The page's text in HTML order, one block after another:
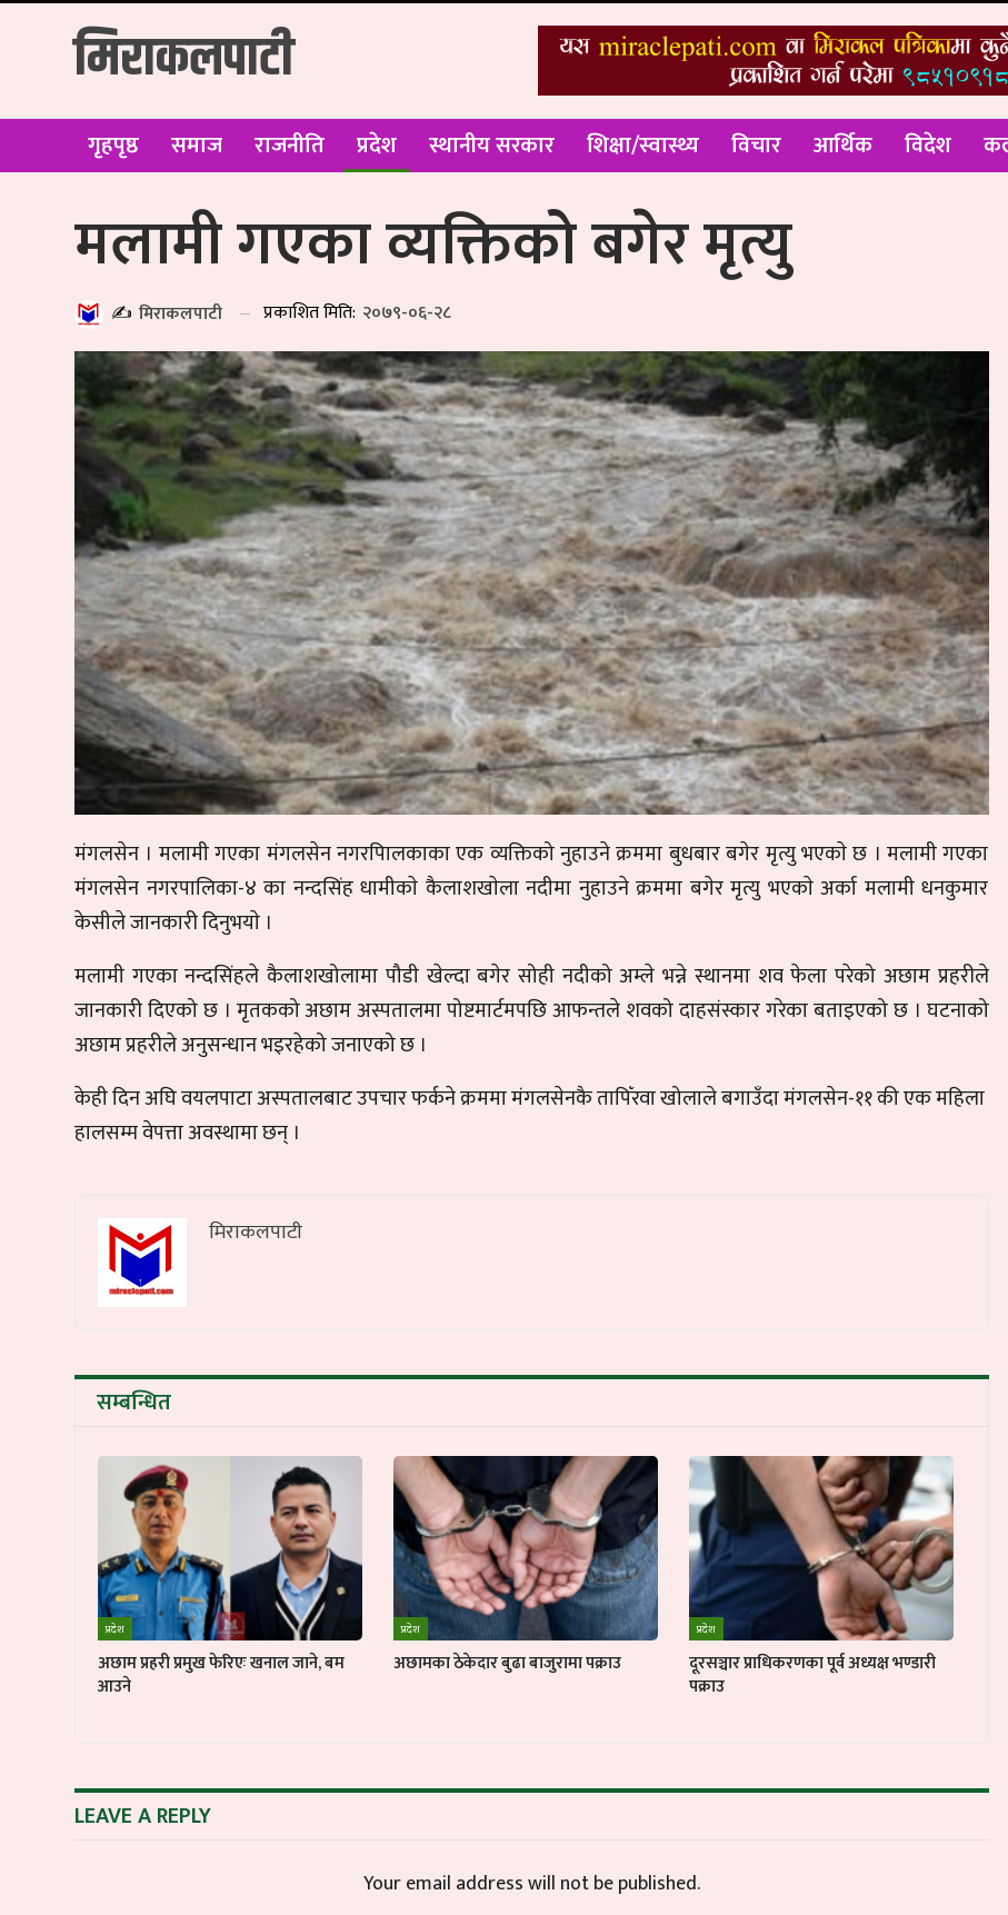
मिराकलपाटी
गृहपृष्ठ समाज राजनीति प्रदेश स्थानीय सरकार शिक्षा/स्वास्थ्य विचार आर्थिक विदेश
मलामी गएका व्यक्तिको बगेर मृत्यु
✍️ मिराकलपाटी प्रकाशित मिति: २०७९-०६-२८
मंगलसेन । मलामी गएका मंगलसेन नगरपािलकाका एक व्यक्तिको नुहाउने क्रममा बुधबार बगेर मृत्यु भएकाे छ । मलामी गएका
मंगलसेन नगरपालिका-४ का नन्दसिंह धामीकाे कैलाशखाेला नदीमा नुहाउने क्रममा बगेर मृत्यु भएकाे अर्का मलामी धनकुमार
केसीले जानकारी दिनुभयाे ।
मलामी गएका नन्दसिंहले कैलाशखोलामा पौडी खेल्दा बगेर सोही नदीको अम्ले भन्ने स्थानमा शव फेला परेको अछाम प्रहरीले
जानकारी दिएको छ । मृतकको अछाम अस्पतालमा पोष्टमार्टमपछि आफन्तले शवको दाहसंस्कार गरेका बताइएको छ । घटनाको
अछाम प्रहरीले अनुसन्धान भइरहेको जनाएको छ ।
केही दिन अघि वयलपाटा अस्पतालबाट उपचार फर्कने क्रममा मंगलसेनकै तापिँरवा खोलाले बगाउँदा मंगलसेन-११ की एक महिला
हालसम्म वेपत्ता अवस्थामा छन् ।
मिराकलपाटी
सम्बन्धित
प्रदेश
अछाम प्रहरी प्रमुख फेरिएः खनाल जाने, बम
आउने
प्रदेश
अछामका ठेकेदार बुढा बाजुरामा पक्राउ
प्रदेश
दूरसञ्चार प्राधिकरणका पूर्व अध्यक्ष भण्डारी
पक्राउ
LEAVE A REPLY
Your email address will not be published.